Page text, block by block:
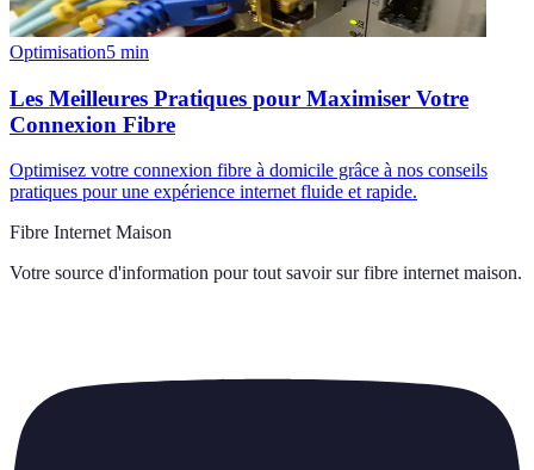
Optimisation5 min
Les Meilleures Pratiques pour Maximiser Votre
Connexion Fibre
Optimisez votre connexion fibre à domicile grâce à nos conseils
pratiques pour une expérience internet fluide et rapide.
Fibre Internet Maison
Votre source d'information pour tout savoir sur fibre internet maison.